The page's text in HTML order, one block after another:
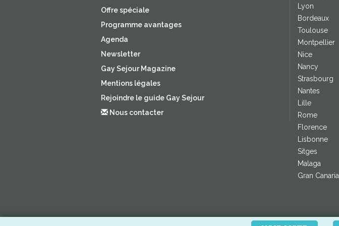
Offre spéciale
Programme avantages
Agenda
Newsletter
Gay Sejour Magazine
Mentions légales
Rejoindre le guide Gay Sejour
Nous contacter
Lyon
Bordeaux
Toulouse
Montpellier
Nice
Nancy
Strasbourg
Nantes
Lille
Rome
Florence
Lisbonne
Sitges
Malaga
Gran Canaria